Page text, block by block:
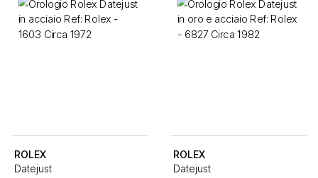
ROLEX
Datejust
ROLEX
Datejust